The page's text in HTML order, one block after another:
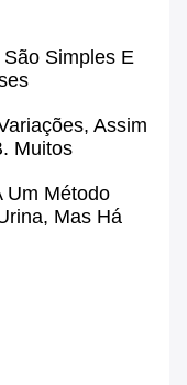
Simples E
Assim
Muitos
Um Método
Mas Há